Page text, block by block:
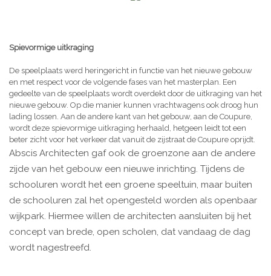
Spievormige uitkraging
De speelplaats werd heringericht in functie van het nieuwe gebouw
en met respect voor de volgende fases van het masterplan. Een
gedeelte van de speelplaats wordt overdekt door de uitkraging van het
nieuwe gebouw. Op die manier kunnen vrachtwagens ook droog hun
lading lossen. Aan de andere kant van het gebouw, aan de Coupure,
wordt deze spievormige uitkraging herhaald, hetgeen leidt tot een
beter zicht voor het verkeer dat vanuit de zijstraat de Coupure oprijdt.
Abscis Architecten gaf ook de groenzone aan de andere
zijde van het gebouw een nieuwe inrichting. Tijdens de
schooluren wordt het een groene speeltuin, maar buiten
de schooluren zal het opengesteld worden als openbaar
wijkpark. Hiermee willen de architecten aansluiten bij het
concept van brede, open scholen, dat vandaag de dag
wordt nagestreefd.